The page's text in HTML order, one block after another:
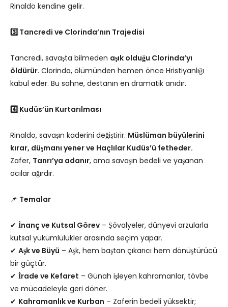
Rinaldo kendine gelir.
3️⃣ Tancredi ve Clorinda’nın Trajedisi
Tancredi, savaşta bilmeden aşık olduğu Clorinda’yı
öldürür. Clorinda, ölümünden hemen önce Hristiyanlığı
kabul eder. Bu sahne, destanın en dramatik anıdır.
4️⃣ Kudüs’ün Kurtarılması
Rinaldo, savaşın kaderini değiştirir. Müslüman büyülerini
kırar, düşmanı yener ve Haçlılar Kudüs’ü fetheder.
Zafer, Tanrı’ya adanır, ama savaşın bedeli ve yaşanan
acılar ağırdır.
📌 Temalar
✔ İnanç ve Kutsal Görev – Şövalyeler, dünyevi arzularla
kutsal yükümlülükler arasında seçim yapar.
✔ Aşk ve Büyü – Aşk, hem baştan çıkarıcı hem dönüştürücü
bir güçtür.
✔ İrade ve Kefaret – Günah işleyen kahramanlar, tövbe
ve mücadeleyle geri döner.
✔ Kahramanlık ve Kurban – Zaferin bedeli yüksektir;